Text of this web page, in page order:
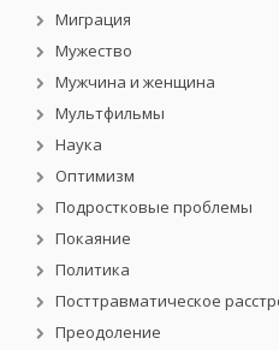
Миграция
Мужество
Мужчина и женщина
Мультфильмы
Наука
Оптимизм
Подростковые проблемы
Покаяние
Политика
Посттравматическое
Преодоление